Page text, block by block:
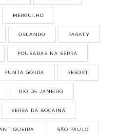
MERGULHO
ORLANDO PARATY
POUSADAS NA SERRA
PUNTA GORDA RESORT
RIO DE JANEIRO
SERRA DA BOCAINA
SÃO PAULO